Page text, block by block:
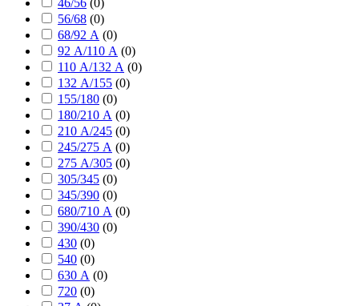
56/68 (0)
68/92 А (0)
92 А/110 А (0)
110 А/132 А (0)
132 А/155 (0)
155/180 (0)
180/210 А (0)
210 А/245 (0)
245/275 А (0)
275 А/305 (0)
305/345 (0)
345/390 (0)
680/710 А (0)
390/430 (0)
430 (0)
540 (0)
630 А (0)
720 (0)